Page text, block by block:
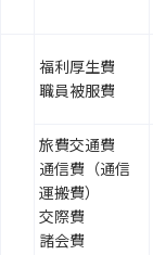
福利厚生費
職員被服費
旅費交通費
通信費（通信
運搬費）
交際費
諸会費